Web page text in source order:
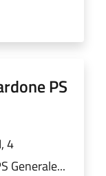
PS
4
Generale...